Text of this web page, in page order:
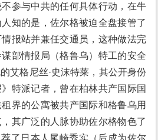
参与中共的任何具体行动，在牛
知的是，佐尔格被迫全盘接管了
报站并兼任交通员，这种做法完
部情报局（格鲁乌）特工的安全
艾格尼丝·史沫特莱，其公开身份
特派记者，曾在柏林共产国际国
界的公寓被共产国际和格鲁乌用
其广泛的人脉协助佐尔格物色了
荐了日本人尾崎秀实（后成为佐尔